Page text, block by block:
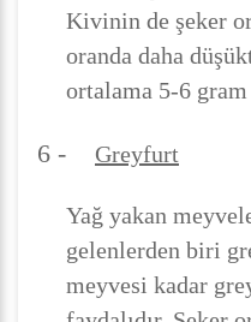
Kivinin de şeker
oranda daha
ortalama 5-6
6 - Greyfurt
Yağ yakan
gelenlerden biri
meyvesi kadar